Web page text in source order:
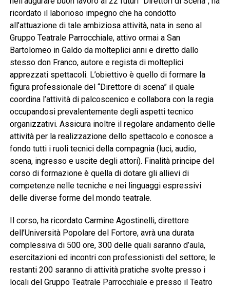
ricordato il laborioso impegno che ha condotto
all’attuazione di tale ambiziosa attività, nata in seno al
Gruppo Teatrale Parrocchiale, attivo ormai a San
Bartolomeo in Galdo da molteplici anni e diretto dallo
stesso don Franco, autore e regista di molteplici
apprezzati spettacoli. L’obiettivo è quello di formare la
figura professionale del “Direttore di scena” il quale
coordina l’attività di palcoscenico e collabora con la regia
occupandosi prevalentemente degli aspetti tecnico
organizzativi. Assicura inoltre il regolare andamento delle
attività per la realizzazione dello spettacolo e conosce a
fondo tutti i ruoli tecnici della compagnia (luci, audio,
scena, ingresso e uscite degli attori). Finalità principe del
corso di formazione è quella di dotare gli allievi di
competenze nelle tecniche e nei linguaggi espressivi
delle diverse forme del mondo teatrale.
Il corso, ha ricordato Carmine Agostinelli, direttore
dell’Università Popolare del Fortore, avrà una durata
complessiva di 500 ore, 300 delle quali saranno d’aula,
esercitazioni ed incontri con professionisti del settore; le
restanti 200 saranno di attività pratiche svolte presso i
locali del Gruppo Teatrale Parrocchiale e presso il Teatro